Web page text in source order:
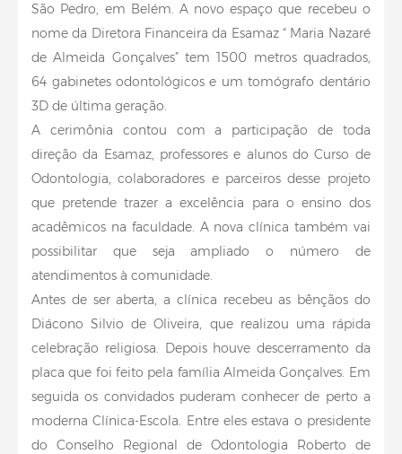
São Pedro, em Belém. A novo espaço que recebeu o
nome da Diretora Financeira da Esamaz “ Maria Nazaré
de Almeida Gonçalves” tem 1500 metros quadrados,
64 gabinetes odontológicos e um tomógrafo dentário
3D de última geração.
A cerimônia contou com a participação de toda
direção da Esamaz, professores e alunos do Curso de
Odontologia, colaboradores e parceiros desse projeto
que pretende trazer a excelência para o ensino dos
acadêmicos na faculdade. A nova clínica também vai
possibilitar que seja ampliado o número de
atendimentos à comunidade.
Antes de ser aberta, a clínica recebeu as bênçãos do
Diácono Silvio de Oliveira, que realizou uma rápida
celebração religiosa. Depois houve descerramento da
placa que foi feito pela família Almeida Gonçalves. Em
seguida os convidados puderam conhecer de perto a
moderna Clínica-Escola. Entre eles estava o presidente
do Conselho Regional de Odontologia Roberto de